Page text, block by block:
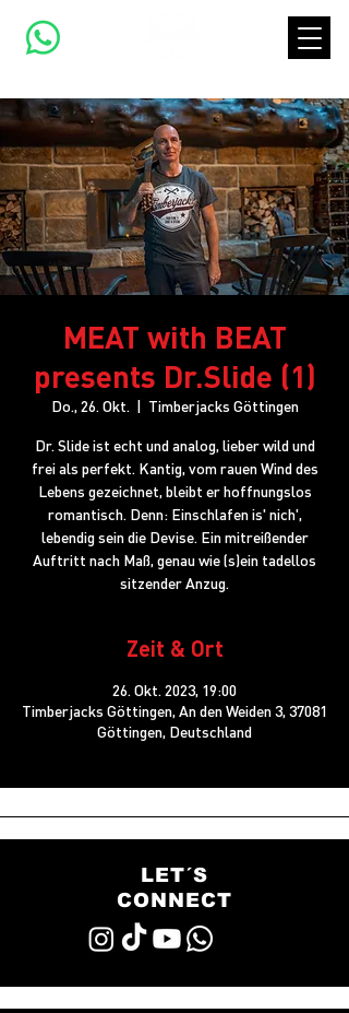
MEAT with BEAT
presents Dr.Slide (1)
Do., 26. Okt.
  |
Timberjacks Göttingen
Dr. Slide ist echt und analog, lieber wild und
frei als perfekt. Kantig, vom rauen Wind des
Lebens gezeichnet, bleibt er hoffnungslos
romantisch. Denn: Einschlafen is' nich',
lebendig sein die Devise. Ein mitreißender
Auftritt nach Maß, genau wie (s)ein tadellos
sitzender Anzug.
Zeit & Ort
26. Okt. 2023, 19:00
Timberjacks Göttingen, An den Weiden 3, 37081
Göttingen, Deutschland
LET´S
CONNECT